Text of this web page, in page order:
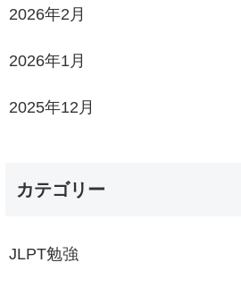
2026年2月
2026年1月
2025年12月
カテゴリー
JLPT勉強